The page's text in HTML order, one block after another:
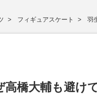
フィギュアスケート 羽
高橋大輔も避け